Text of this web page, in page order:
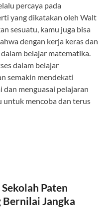
percaya pada
yang dikatakan oleh Walt
sesuatu, kamu juga bisa
dengan kerja keras dan
belajar matematika.
dalam belajar
semakin mendekati
dan menguasai pelajaran
untuk mencoba dan terus
Paten
Bernilai Jangka